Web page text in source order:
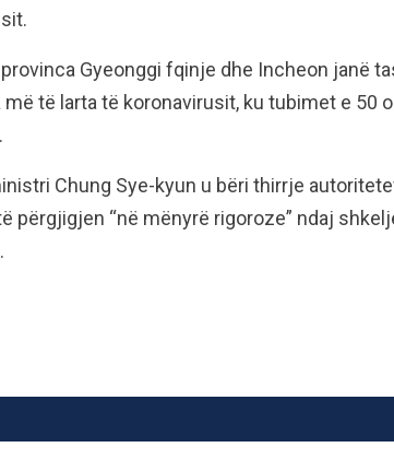
Gyeonggi fqinje dhe Incheon janë
të larta të koronavirusit, ku tubimet e 50
Chung Sye-kyun u bëri thirrje
përgjigjen “në mënyrë rigoroze” ndaj